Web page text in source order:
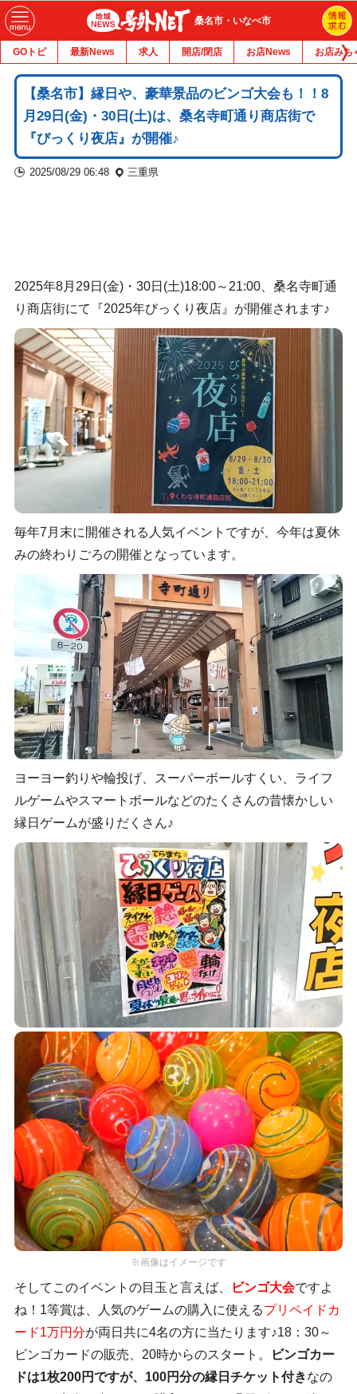
桑名市・いなべ市
GOトピ 最新News 求人 開店/閉店 お店News お店みち
【桑名市】縁日や、豪華景品のビンゴ大会も！！8
月29日(金)・30日(土)は、桑名寺町通り商店街で
『びっくり夜店』が開催♪
2025/08/29 06:48 三重県
2025年8月29日(金)・30日(土)18:00～21:00、桑名寺町通
り商店街にて『2025年びっくり夜店』が開催されます♪
毎年7月末に開催される人気イベントですが、今年は夏休
みの終わりごろの開催となっています。
ヨーヨー釣りや輪投げ、スーパーボールすくい、ライフ
ルゲームやスマートボールなどのたくさんの昔懐かしい
縁日ゲームが盛りだくさん♪
※画像はイメージです
そしてこのイベントの目玉と言えば、 ビンゴ大会ですよ
ね！1等賞は、人気のゲームの購入に使えるプリペイドカ
ード1万円分が両日共に4名の方に当たります♪18：30～
ビンゴカードの販売、20時からのスタート。
ビンゴカー
ドは1枚200円ですが、100円分の縁日チケット付きなの